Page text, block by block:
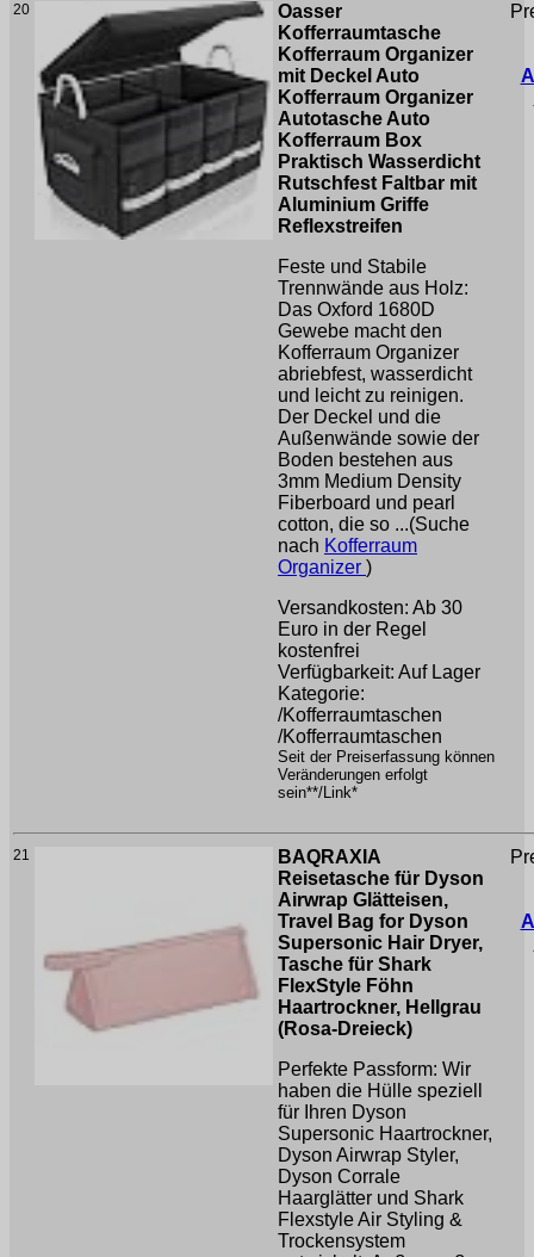
20
Oasser
Kofferraumtasche
Kofferraum Organizer
mit Deckel Auto
Kofferraum Organizer
Autotasche Auto
Kofferraum Box
Praktisch Wasserdicht
Rutschfest Faltbar mit
Aluminium Griffe
Reflexstreifen
Feste und Stabile
Trennwände aus Holz:
Das Oxford 1680D
Gewebe macht den
Kofferraum Organizer
abriebfest, wasserdicht
und leicht zu reinigen.
Der Deckel und die
Außenwände sowie der
Boden bestehen aus
3mm Medium Density
Fiberboard und pearl
cotton, die so ...(Suche
nach Kofferraum
Organizer )
Versandkosten: Ab 30
Euro in der Regel
kostenfrei
Verfügbarkeit: Auf Lager
Kategorie:
/Kofferraumtaschen
/Kofferraumtaschen
Seit der Preiserfassung können
Veränderungen erfolgt
sein**/Link*
21
BAQRAXIA
Reisetasche für Dyson
Airwrap Glätteisen,
Travel Bag for Dyson
Supersonic Hair Dryer,
Tasche für Shark
FlexStyle Föhn
Haartrockner, Hellgrau
(Rosa-Dreieck)
Perfekte Passform: Wir
haben die Hülle speziell
für Ihren Dyson
Supersonic Haartrockner,
Dyson Airwrap Styler,
Dyson Corrale
Haarglätter und Shark
Flexstyle Air Styling &
Trockensystem